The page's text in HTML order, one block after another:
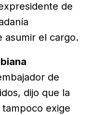
de
asumir el cargo.
de
dijo que la
exige